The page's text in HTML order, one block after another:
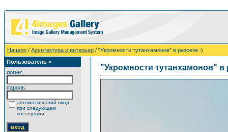
Начало / Архитектура и интерьер / "Укромности тутанхамонов" в разрезе :)
Пользователь »
логин:
пароль:
автоматический вход
при следующем
посещении.
"Укромности тутанхамонов" в